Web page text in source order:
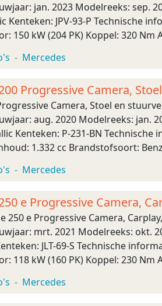
jan. 2023 Modelreeks: sep.
Kenteken: JPV-93-P Technische
150 kW (204 PK) Koppel: 320
Mercedes
Progressive Camera,
Camera, Stoel en
aug. 2020 Modelreeks: jan.
Kenteken: P-231-BN Technische
1.332 cc Brandstofsoort:
Mercedes
e Progressive Camera,
250 e Progressive Camera,
mrt. 2021 Modelreeks: okt.
JLT-69-S Technische
118 kW (160 PK) Koppel: 230
Mercedes